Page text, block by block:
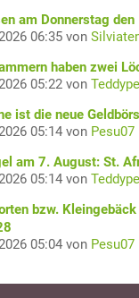
am Donnerstag
06:35 von
haben zwei
05:22 von
ist die neue
05:14 von Pesu07
am 7. August: St.
05:14 von
bzw.
05:04 von Pesu07